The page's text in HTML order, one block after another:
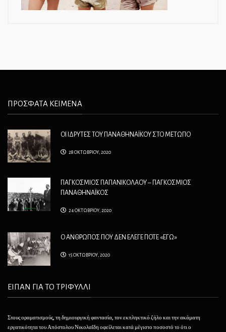
ΠΡΟΣΦΑΤΑ ΚΕΙΜΕΝΑ
ΟΙ ΙΔΡΥΤΕΣ ΤΟΥ ΠΑΝΑΘΗΝΑΪΚΟΥ ΣΤΟ ΜΕΤΩΠΟ
28 ΟΚΤΩΒΡΙΟΥ, 2020
ΠΑΓΚΟΣΜΙΟΣ ΠΑΠΑΝΙΚΟΛΑΟΥ – ΠΑΓΚΟΣΜΙΟΣ
ΠΑΝΑΘΗΝΑΪΚΟΣ
24 ΟΚΤΩΒΡΙΟΥ, 2020
Ο ΑΝΘΡΩΠΟΣ ΠΟΥ ΔΕΝ ΕΛΕΓΕ ΠΟΤΕ «ΕΓΩ»
15 ΟΚΤΩΒΡΙΟΥ, 2020
ΕΙΠΑΝ ΓΙΑ ΤΟ ΤΡΙΦΥΛΛΙ
Στους οραματισμούς, τη δημιουργική φαντασία, τον εκπληκτικό ζήλο και την ακάματη
εργατικότητα του Απόστολου Νικολαΐδη οφείλεται κατά μέγιστο ποσοστό το ότι ο